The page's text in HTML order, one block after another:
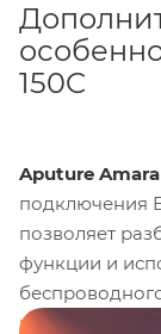
150C
Aputure
подключения
позволяет
функции и
источник